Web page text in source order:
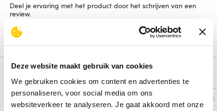
Deze website maakt gebruik van cookies
We gebruiken cookies om content en advertenties te
personaliseren, voor social media om ons
websiteverkeer te analyseren. Je gaat akkoord met onze
Deel je ervaring met het product door het schrijven van een
review.
Schrijf een review
Alternatieven
Vergelijk Vergelijk